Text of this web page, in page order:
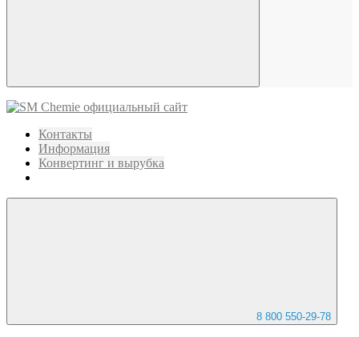
Контакты
Информация
Конвертинг и вырубка
8 800 550-29-78